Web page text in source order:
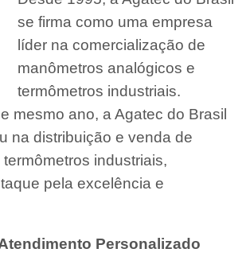
se firma como uma empresa
líder na comercialização de
manômetros analógicos e
termômetros industriais.
mesmo ano, a Agatec do Brasil
na distribuição e venda de
industriais,
pela excelência e
Personalizado